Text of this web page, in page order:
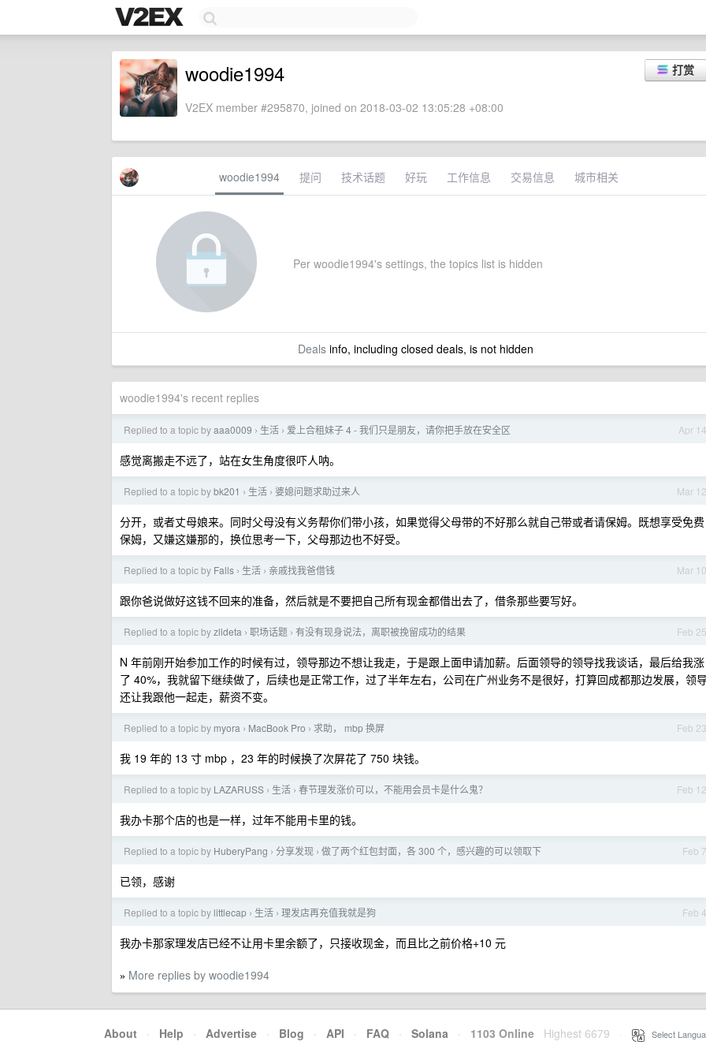
打赏
woodie1994
V2EX member #295870, joined on 2018-03-02 13:05:28 +08:00
woodie1994 提问 技术话题 好玩 工作信息 交易信息 城市相关
Per woodie1994's settings, the topics list is hidden
Dealsinfo, including closed deals, is not hidden
woodie1994's recent replies
Apr 14
Replied to a topic byaaa0009 › 生活 › 爱上合租妹子 4 - 我们只是朋友，请你把手放在安全区
感觉离搬走不远了，站在女生角度很吓人呐。
Mar 12
Replied to a topic bybk201 › 生活 › 婆媳问题求助过来人
分开，或者丈母娘来。同时父母没有义务帮你们带小孩，如果觉得父母带的不好那么就自己带或者请保姆。既想享受免费
保姆，又嫌这嫌那的，换位思考一下，父母那边也不好受。
Mar 10
Replied to a topic by Falls › 生活 › 亲戚找我爸借钱
跟你爸说做好这钱不回来的准备，然后就是不要把自己所有现金都借出去了，借条那些要写好。
Feb 25
Replied to a topic byzlldeta › 职场话题 › 有没有现身说法，离职被挽留成功的结果
N 年前刚开始参加工作的时候有过，领导那边不想让我走，于是跟上面申请加薪。后面领导的领导找我谈话，最后给我涨
了 40%，我就留下继续做了，后续也是正常工作，过了半年左右，公司在广州业务不是很好，打算回成都那边发展，领
还让我跟他一起走，薪资不变。
Feb 23
Replied to a topic by myora › MacBook Pro › 求助， mbp 换屏
我 19 年的 13 寸 mbp ，23 年的时候换了次屏花了 750 块钱。
Feb 12
Replied to a topic by LAZARUSS › 生活 › 春节理发涨价可以，不能用会员卡是什么鬼？
我办卡那个店的也是一样，过年不能用卡里的钱。
Feb 7
Replied to a topic by HuberyPang › 分享发现 › 做了两个红包封面，各 300 个，感兴趣的可以领取下
已领，感谢
Feb 4
Replied to a topic by littlecap › 生活 › 理发店再充值我就是狗
我办卡那家理发店已经不让用卡里余额了，只接收现金，而且比之前价格+10 元
» More replies by woodie1994
About · Help · Advertise · Blog · API · FAQ · Solana · 1103 Online Highest 6679 Select